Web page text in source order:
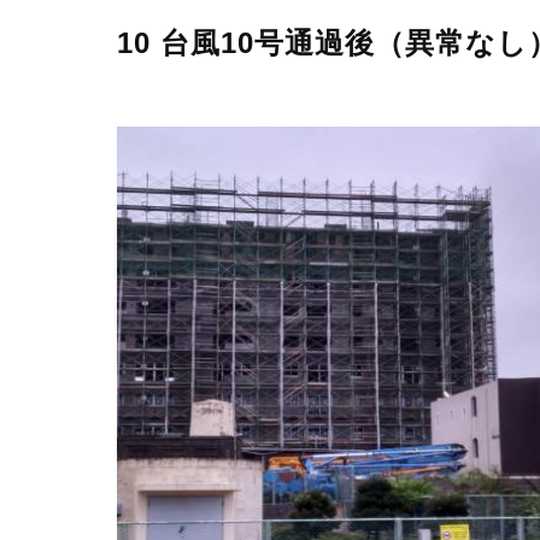
10 台風10号通過後（異常なし